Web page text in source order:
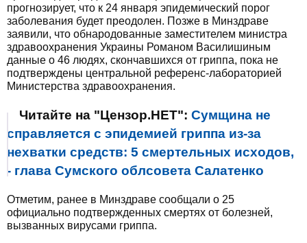
прогнозирует, что к 24 января эпидемический порог
заболевания будет преодолен. Позже в Минздраве
заявили, что обнародованные заместителем министра
здравоохранения Украины Романом Василишиным
данные о 46 людях, скончавшихся от гриппа, пока не
подтверждены центральной референс-лабораторией
Министерства здравоохранения.
Читайте на "Цензор.НЕТ": Сумщина не
справляется с эпидемией гриппа из-за
нехватки средств: 5 смертельных исходов,
- глава Сумского облсовета Салатенко
Отметим, ранее в Минздраве сообщали о 25
официально подтвержденных смертях от болезней,
вызванных вирусами гриппа.